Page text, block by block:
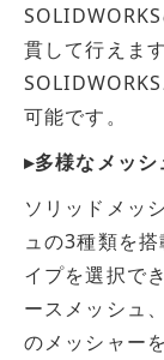
貫して行えま
可能です。
▸多様なメッ
ソリッドメッ
ュの3種類を
イプを選択で
ースメッシュ
のメッシャー